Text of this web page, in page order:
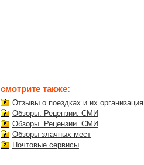
смотрите также:
Отзывы о поездках и их организация
Обзоры. Рецензии. СМИ
Обзоры. Рецензии. СМИ
Обзоры злачных мест
Почтовые сервисы